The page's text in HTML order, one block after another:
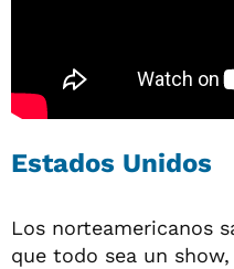
Estados Unidos
Los norteamericanos
que todo sea un